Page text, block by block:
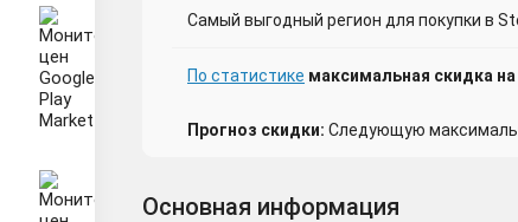
Самый выгодный регион для покупки в
По статистике максимальная скидка
Прогноз скидки: Следующую
Основная информация